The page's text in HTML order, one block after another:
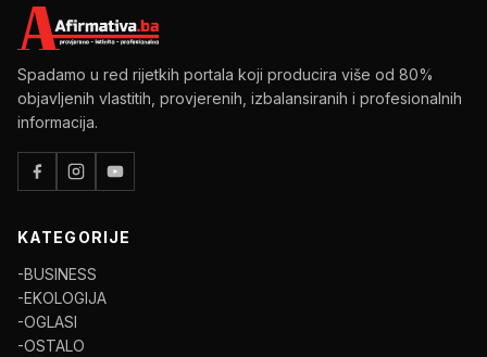
Spadamo u red rijetkih portala koji producira više od 80%
objavljenih vlastitih, provjerenih, izbalansiranih i profesionalnih
informacija.
KATEGORIJE
-BUSINESS
-EKOLOGIJA
-OGLASI
-OSTALO